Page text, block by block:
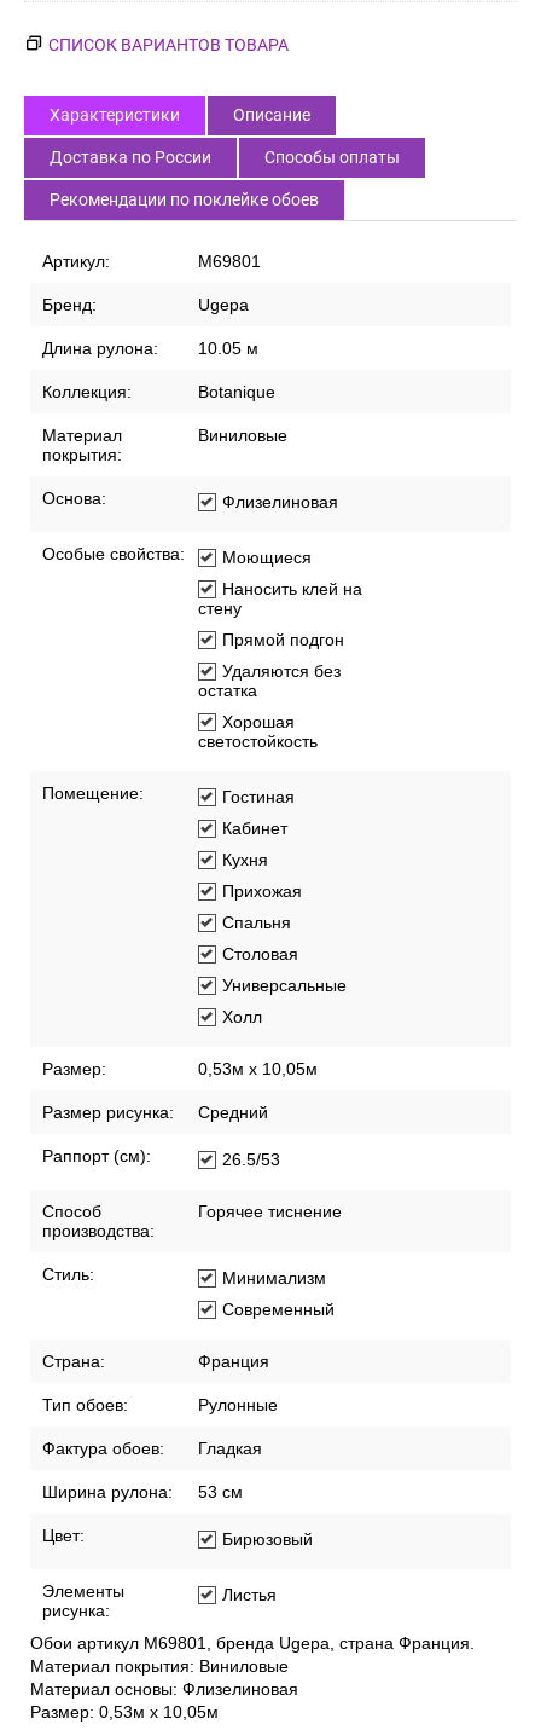
СПИСОК ВАРИАНТОВ ТОВАРА
Характеристики Описание
Доставка по России Способы оплаты
Рекомендации по поклейке обоев
Артикул: M69801
Бренд: Ugepa
Длина рулона: 10.05 м
Коллекция: Botanique
Материал
покрытия:
Виниловые
Основа: Флизелиновая
Особые свойства:
Моющиеся
Наносить клей на
стену
Прямой подгон
Удаляются без
остатка
Хорошая
светостойкость
Помещение:
Гостиная
Кабинет
Кухня
Прихожая
Спальня
Столовая
Универсальные
Холл
Размер: 0,53м x 10,05м
Размер рисунка: Средний
Раппорт (см): 26.5/53
Способ
производства:
Горячее тиснение
Стиль:
Минимализм
Современный
Страна: Франция
Тип обоев: Рулонные
Фактура обоев: Гладкая
Ширина рулона: 53 см
Цвет: Бирюзовый
Элементы
рисунка:
Листья
Обои артикул M69801, бренда Ugepa, страна Франция.
Материал покрытия: Виниловые
Материал основы: Флизелиновая
Размер: 0,53м х 10,05м